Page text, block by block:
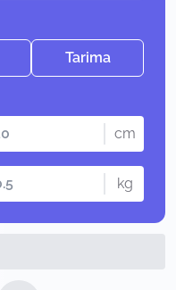
Tarima
cm
kg